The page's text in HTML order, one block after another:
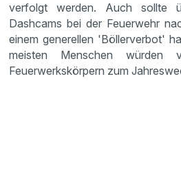
verfolgt werden. Auch sollte
Dashcams bei der Feuerwehr
einem generellen 'Böllerverbot'
meisten Menschen würden
Feuerwerkskörpern zum